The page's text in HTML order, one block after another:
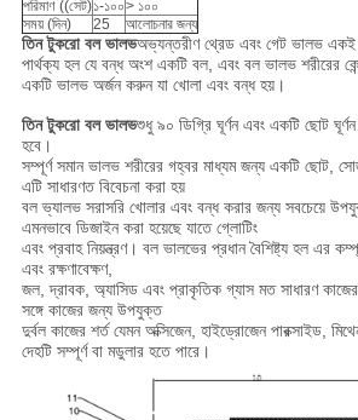
পরিমাণ ((সেট)১-১০০> ১০০
সময় (দিন)
25 আলোচনার জন্য
তিন টুকরো বল ভালভঅভ্যন্তরীণ থ্রেড এবং গেট ভালভ একই
পার্থক্য হল যে বন্ধ অংশ একটি বল, এবং বল ভালভ শরীরের
একটি ভালভ অর্জন করুন যা খোলা এবং বন্ধ হয়।
তিন টুকরো বল ভালভশুধু ৯০ ডিগ্রি ঘূর্ণন এবং একটি ছোট
হবে।
সম্পূর্ণ সমান ভালভ শরীরের গহ্বর মাধ্যম জন্য একটি ছোট,
এটি সাধারণত বিবেচনা করা হয়
বল ভ্যালভ সরাসরি খোলার এবং বন্ধ করার জন্য সবচেয়ে
এমনভাবে ডিজাইন করা হয়েছে যাতে গ্লোটিং
এবং প্রবাহ নিয়ন্ত্রণ। বল ভালভের প্রধান বৈশিষ্ট্য হল এর
এবং রক্ষণাবেক্ষণ,
জল, দ্রাবক, অ্যাসিড এবং প্রাকৃতিক গ্যাস মত সাধারণ
সঙ্গে কাজের জন্য উপযুক্ত
দুর্বল কাজের শর্ত যেমন অক্সিজেন, হাইড্রোজেন পারক্সাইড,
দেহটি সম্পূর্ণ বা মডুলার হতে পারে।